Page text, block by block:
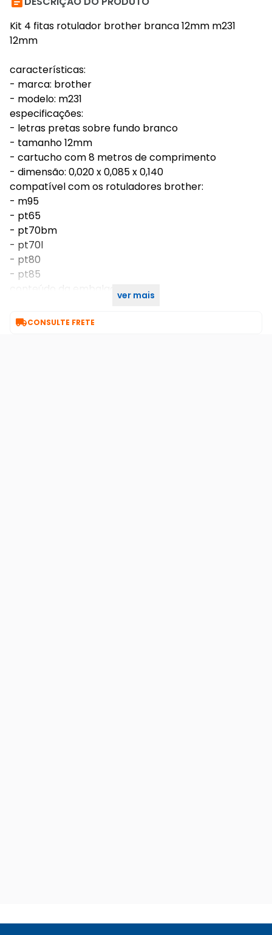
Kit 4 fitas rotulador brother branca 12mm m231
12mm
características:
- marca: brother
- modelo: m231
especificações:
- letras pretas sobre fundo branco
- tamanho 12mm
- cartucho com 8 metros de comprimento
- dimensão: 0,020 x 0,085 x 0,140
compatível com os rotuladores brother:
- m95
- pt65
- pt70bm
- pt70l
- pt80
- pt85
conteúdo da embalagem:ver mais
CONSULTE FRETE